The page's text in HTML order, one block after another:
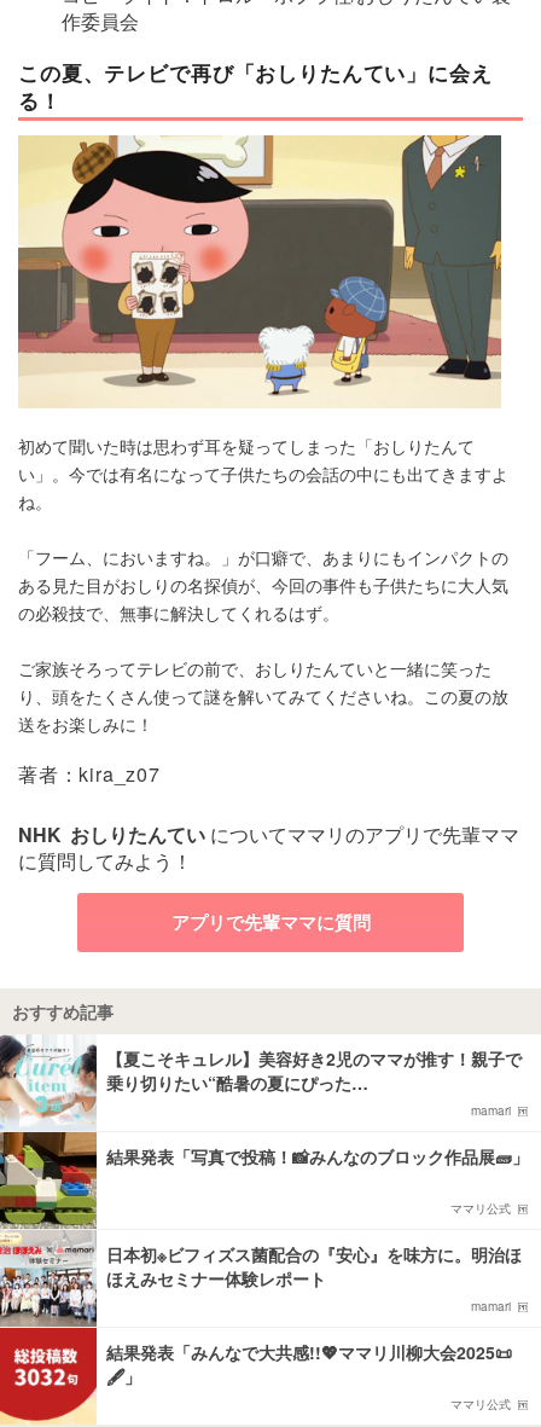
作委員会
この夏、テレビで再び「おしりたんてい」に会え
る！
初めて聞いた時は思わず耳を疑ってしまった「おしりたんて
い」。今では有名になって子供たちの会話の中にも出てきますよ
ね。
「フーム、においますね。」が口癖で、あまりにもインパクトの
ある見た目がおしりの名探偵が、今回の事件も子供たちに大人気
の必殺技で、無事に解決してくれるはず。
ご家族そろってテレビの前で、おしりたんていと一緒に笑った
り、頭をたくさん使って謎を解いてみてくださいね。この夏の放
送をお楽しみに！
著者：kira_z07
NHK おしりたんてい についてママリのアプリで先輩ママ
に質問してみよう！
アプリで先輩ママに質問
おすすめ記事
【夏こそキュレル】美容好き2児のママが推す！親子で
乗り切りたい“酷暑の夏にぴった…
mamari
結果発表「写真で投稿！📸みんなのブロック作品展🧱」
ママリ公式
日本初※ビフィズス菌配合の『安心』を味方に。明治ほ
ほえみセミナー体験レポート
mamari
結果発表「みんなで大共感!!💖ママリ川柳大会2025📜
🖋️」
ママリ公式